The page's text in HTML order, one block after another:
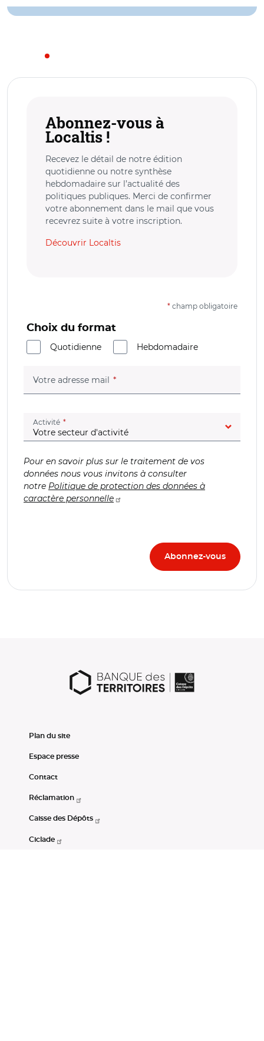
Abonnez-vous à
Localtis !
Recevez le détail de notre édition
quotidienne ou notre synthèse
hebdomadaire sur l’actualité des
politiques publiques. Merci de confirmer
votre abonnement dans le mail que vous
recevrez suite à votre inscription.
Découvrir Localtis
* champ obligatoire
Choix du format
Quotidienne
Hebdomadaire
Votre adresse mail (champ obligatoire)
Activité (champ obligatoire)
Pour en savoir plus sur le traitement de vos
données nous vous invitons à consulter
notre Politique de protection des données à
caractère personnelle
Plan du site
Espace presse
Contact
Réclamation
Caisse des Dépôts
Ciclade